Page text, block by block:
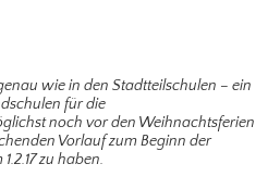
wie in den Stadtteilschulen – ein
für die
noch vor den Weihnachtsferien
Vorlauf zum Beginn der
zu haben.